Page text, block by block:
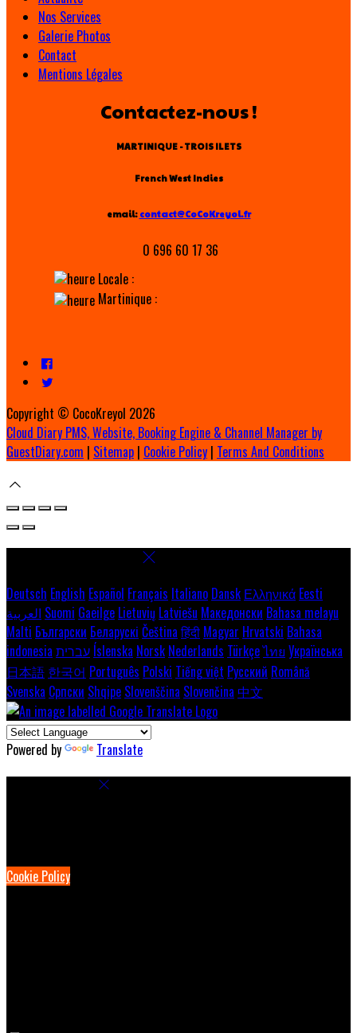
Nos Services
Galerie Photos
Contact
Mentions Légales
Contactez-nous !
MARTINIQUE - TROIS ILETS
French West Indies
email: contact@CoCoKreyol.fr
0 696 60 17 36
Locale :
Martinique :
Copyright © CocoKreyol 2026
Cloud Diary PMS, Website, Booking Engine & Channel Manager by
GuestDiary.com | Sitemap | Cookie Policy | Terms And Conditions
Deutsch English Español Français Italiano Dansk Ελληνικά Eesti
العربية Suomi Gaeilge Lietuvių Latviešu Македонски Bahasa melayu
Malti Български Беларускі Čeština हिंदी Magyar Hrvatski Bahasa
indonesia עברית Íslenska Norsk Nederlands Türkçeไทย Українська
日本語 한국어 Português Polski Tiếng việt Русский Română
Svenska Српски Shqipe Slovenščina Slovenčina 中文
Powered by Translate
Cookie Policy